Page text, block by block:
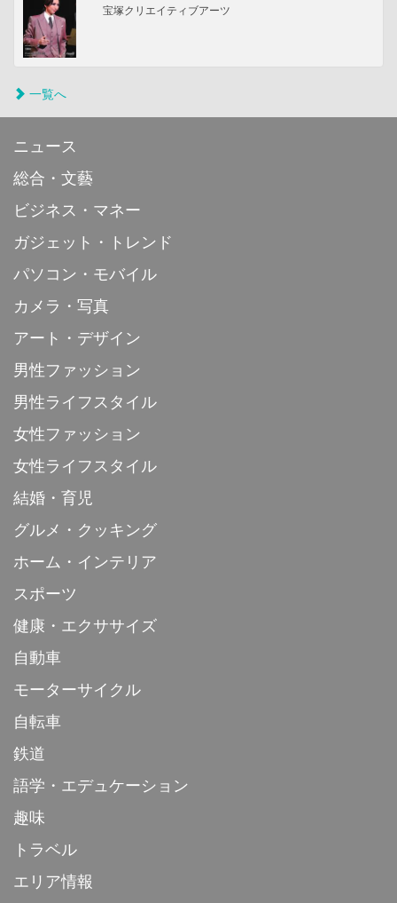
宝塚クリエイティブアーツ
一覧へ
ニュース
総合・文藝
ビジネス・マネー
ガジェット・トレンド
パソコン・モバイル
カメラ・写真
アート・デザイン
男性ファッション
男性ライフスタイル
女性ファッション
女性ライフスタイル
結婚・育児
グルメ・クッキング
ホーム・インテリア
スポーツ
健康・エクササイズ
自動車
モーターサイクル
自転車
鉄道
語学・エデュケーション
趣味
トラベル
エリア情報